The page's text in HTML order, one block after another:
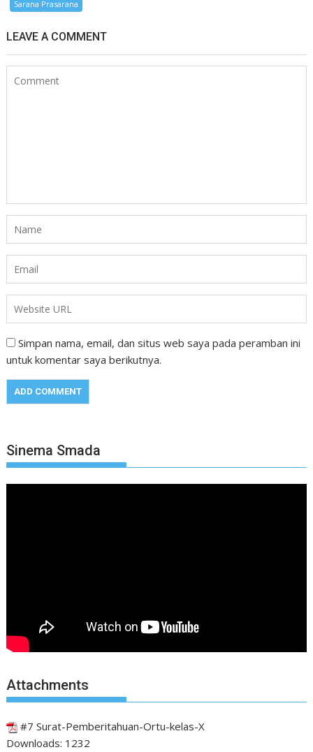
Sarana Prasarana
LEAVE A COMMENT
Simpan nama, email, dan situs web saya pada peramban ini
untuk komentar saya berikutnya.
Sinema Smada
Attachments
#7 Surat-Pemberitahuan-Ortu-kelas-X
Downloads: 1232